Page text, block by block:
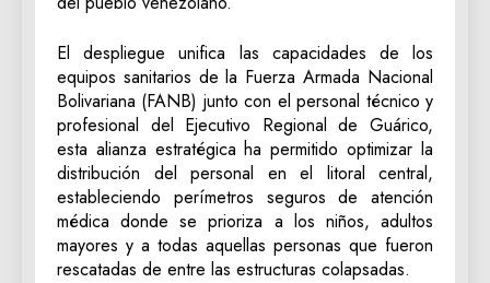
‎El despliegue unifica las capacidades de los
equipos sanitarios de la Fuerza Armada Nacional
Bolivariana (FANB) junto con el personal técnico y
profesional del Ejecutivo Regional de Guárico,
esta alianza estratégica ha permitido optimizar la
distribución del personal en el litoral central,
estableciendo perímetros seguros de atención
médica donde se prioriza a los niños, adultos
mayores y a todas aquellas personas que fueron
rescatadas de entre las estructuras colapsadas.